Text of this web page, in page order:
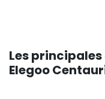
Les
Elegoo